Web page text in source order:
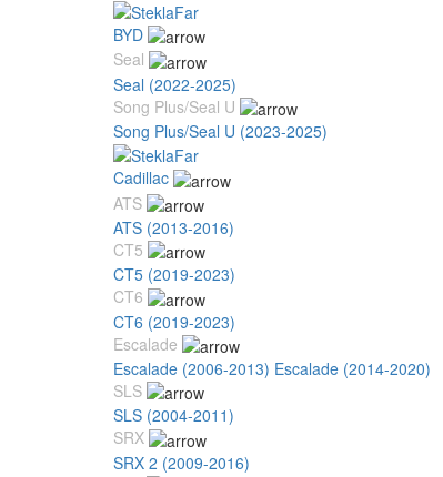
BYD
Seal
Seal (2022-2025)
Song Plus/Seal U
Song Plus/Seal U (2023-2025)
Cadillac
ATS
ATS (2013-2016)
CT5
CT5 (2019-2023)
CT6
CT6 (2019-2023)
Escalade
Escalade (2006-2013) Escalade (2014-2020)
SLS
SLS (2004-2011)
SRX
SRX 2 (2009-2016)